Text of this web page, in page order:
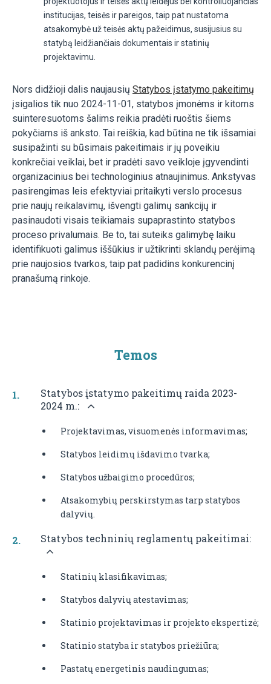
institucijas, teisės ir pareigos, taip pat nustatoma
atsakomybė už teisės aktų pažeidimus, susijusius su
statybą leidžiančiais dokumentais ir statinių
projektavimu​.
Nors didžioji dalis naujausių Statybos įstatymo pakeitimų
įsigalios tik nuo 2024-11-01, statybos įmonėms ir kitoms
suinteresuotoms šalims reikia pradėti ruoštis šiems
pokyčiams iš anksto. Tai reiškia, kad būtina ne tik išsamiai
susipažinti su būsimais pakeitimais ir jų poveikiu
konkrečiai veiklai, bet ir pradėti savo veikloje įgyvendinti
organizacinius bei technologinius atnaujinimus. Ankstyvas
pasirengimas leis efektyviai pritaikyti verslo procesus
prie naujų reikalavimų, išvengti galimų sankcijų ir
pasinaudoti visais teikiamais supaprastinto statybos
proceso privalumais. Be to, tai suteiks galimybę laiku
identifikuoti galimus iššūkius ir užtikrinti sklandų perėjimą
prie naujosios tvarkos, taip pat padidins konkurencinį
pranašumą rinkoje.
Temos
Statybos įstatymo pakeitimų raida 2023-
2024 m.:
Projektavimas, visuomenės informavimas;
Statybos leidimų išdavimo tvarka;
Statybos užbaigimo procedūros;
Atsakomybių perskirstymas tarp statybos
dalyvių.
Statybos techninių reglamentų pakeitimai:
Statinių klasifikavimas;
Statybos dalyvių atestavimas;
Statinio projektavimas ir projekto ekspertizė;
Statinio statyba ir statybos priežiūra;
Pastatų energetinis naudingumas;